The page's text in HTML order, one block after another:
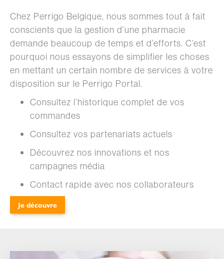
Chez Perrigo Belgique, nous sommes tout à fait
conscients que la gestion d’une pharmacie
demande beaucoup de temps et d’efforts. C’est
pourquoi nous essayons de simplifier les choses
en mettant un certain nombre de services à votre
disposition sur le Perrigo Portal.
Consultez l’historique complet de vos
commandes
Consultez vos partenariats actuels
Découvrez nos innovations et nos
campagnes média
Contact rapide avec nos collaborateurs
Je découvre